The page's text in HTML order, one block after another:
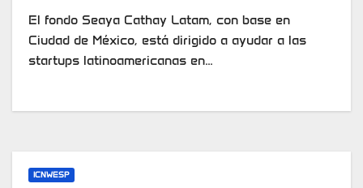
El fondo Seaya Cathay Latam, con base en
Ciudad de México, está dirigido a ayudar a las
startups latinoamericanas en…
ICNWESP